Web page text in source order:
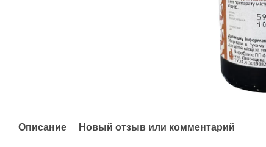
Описание Новый отзыв или комментарий